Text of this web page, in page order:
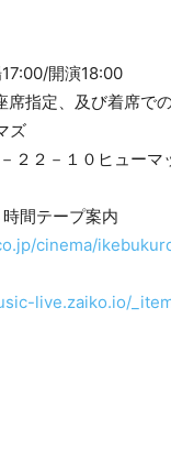
開演18:00
指定、及び着席で
ズ
２２－１０ヒュー
間テープ案内
cinema/
live.zaiko.io/